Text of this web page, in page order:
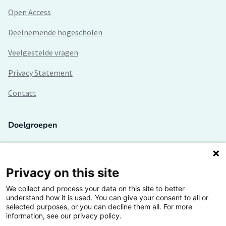
Open Access
Deelnemende hogescholen
Veelgestelde vragen
Privacy Statement
Contact
Doelgroepen
Lectoren en onderzoekers
Bedrijven
Hogescholen
Privacy on this site
We collect and process your data on this site to better
understand how it is used. You can give your consent to all or
selected purposes, or you can decline them all. For more
information, see our privacy policy.